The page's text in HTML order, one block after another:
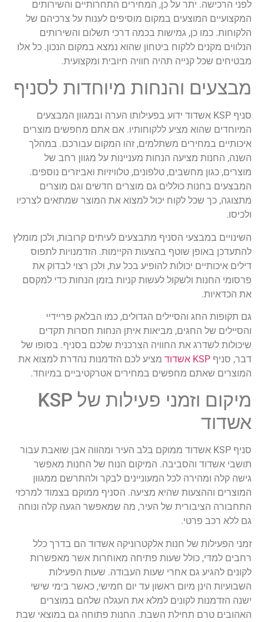
לפני הרכישה. יתר על כן, המחירים התחרותיים והשירותים
המקצועיים המוצעים במקום מוסיפים לענות על צרכיהם של
הלקוחות. כמו כן, גמישות בכמה דרכי תשלום והשירותים
הנלווים מקנים ללקוח ביטחון שהוא נמצא במקום הנכון. כל אלו
מבטיחים שכל קנייה תהיה חוויה חיובית ומקצועית.
מבצעים והנחות מיוחדות לסניף
סניף KSP אשדוד ידוע בפעילותו הערה ובמגוון המבצעים
המיוחדים שהוא מציע ללקוחותיו. אם אתם מחפשים מוצרים
איכותיים במחירים משתלמים, זהו המקום עבורכם. במהלך
השנה, החנות מציעה הנחות מעניינות על מגוון רחב של
מוצרים, כגון מחשבים, טלפונים, טלוויזיות ואביזרים נוספים.
המבצעים בחנות כוללים גם מוצרים חדשים וגם מוצרים
מתצוגה, כך שכל לקוח יכול למצוא את המוצר שמתאים לצרכיו
ולכיסו.
השינויים במבצעי הסניף מתבצעים לעיתים קרובות, ולכן מומלץ
להתעדכן באופן שוטף בהצעות הקיימות. הזדמנויות לתפוס
דילים איכותיים יכולות להופיע בכל עת, ולכן רצוי לבדוק את
פרסומי החנות ולשקול לעשות קניות בזמן הנחות כדי למקסם
את הכדאיות.
גם תקופות החג והסיילים הגדולים, כמו הבלאק פריידיי
והסיילים של החגים, מביאות איתן הנחות חסרות תקדים
שיכולות לשדרג את החוויה הצרכנית שלכם בסניף. בסופו של
דבר, סניף KSP אשדוד
מציע לכם הזדמנות נהדרת למצוא את
המוצרים שאתם מחפשים במחירים אטרקטיביים במיוחד.
מיקום וזמני פעילות של KSP
אשדוד
סניף KSP אשדוד ממוקם בלב העיר ומהווה אבן שואבת עבור
תושבי אשדוד והסביבה. המיקום הנוח של החנות מאפשר
גישה קלה ומהירה לכל המעוניינים לבקר ולהתרשם ממגוון
המוצרים וההצעות שהיא מציעה. הסניף ממוקם בצמוד למרכזי
התחבורה הציבורית של העיר, מה שמאפשר הגעה קלה ונוחה
גם ללא רכב פרטי.
זמני הפעילות של חנות אלקטרוניקה אשדוד הם בדרך כלל
רחבים למדי, כולל שעות פתיחה מאוחרות אשר מאפשרות
לקונים להגיע גם אחרי שעות העבודה. שעות הפעילות
השבועיות הינן מיום ראשון עד יום חמישי, כאשר בימי שישי
ישנה הזדמנות לקונים למלא את העגלה שלהם במוצרים
האהובים טרם תחילת השבת. החנות פתוחה גם במוצאי שבת